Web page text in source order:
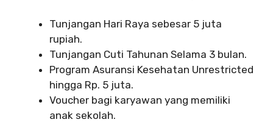
Tunjangan Hari Raya sebesar 5 juta
rupiah.
Tunjangan Cuti Tahunan Selama 3 bulan.
Program Asuransi Kesehatan Unrestricted
hingga Rp. 5 juta.
Voucher bagi karyawan yang memiliki
anak sekolah.